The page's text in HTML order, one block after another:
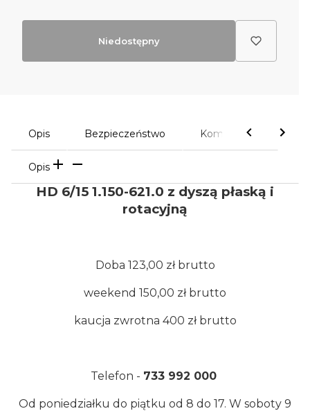
Niedostępny
Opis Bezpieczeństwo Komentarze
Opis
HD 6/15 1.150-621.0 z dyszą płaską i
rotacyjną
Doba 123,00 zł brutto
weekend 150,00 zł brutto
kaucja zwrotna 400 zł brutto
Telefon - 733 992 000
Od poniedziałku do piątku od 8 do 17. W soboty 9